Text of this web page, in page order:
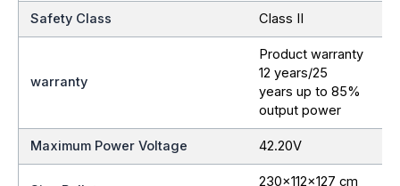
Safety Class Class II
warranty
Product warranty
12 years/25
years up to 85%
output power
Maximum Power Voltage 42.20V
230x112x127 cm